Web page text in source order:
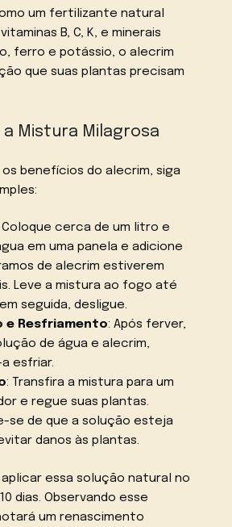
um fertilizante natural
B, C, K, e minerais
ferro e potássio, o alecrim
que suas plantas precisam
a Mistura Milagrosa
benefícios do alecrim, siga
Coloque cerca de um litro e
em uma panela e adicione
de alecrim estiverem
Leve a mistura ao fogo até
seguida, desligue.
e Resfriamento: Após ferver,
de água e alecrim,
esfriar.
: Transfira a mistura para um
e regue suas plantas.
se de que a solução esteja
danos às plantas.
essa solução natural no
dias. Observando esse
um renascimento